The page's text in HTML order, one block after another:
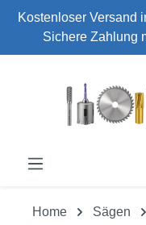
Zum Hauptinhalt
Kostenloser Versand
Sichere Zahlung
Home Sägen